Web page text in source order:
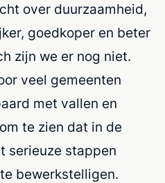
over duurzaamheid,
goedkoper en beter
zijn we er nog niet.
veel gemeenten
met vallen en
te zien dat in de
serieuze stappen
bewerkstelligen.